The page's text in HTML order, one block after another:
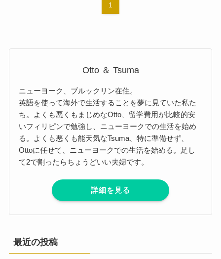
1
Otto ＆ Tsuma
ニューヨーク、ブルックリン在住。
英語を使って海外で生活することを夢に見ていた私た
ち。よくも悪くもまじめなOtto、留学費用が比較的安
いフィリピンで勉強し、ニューヨークでの生活を始め
る。よくも悪くも能天気なTsuma、特に準備せず、
Ottoに任せて、ニューヨークでの生活を始める。足し
て2で割ったらちょうどいい夫婦です。
詳細を見る
最近の投稿